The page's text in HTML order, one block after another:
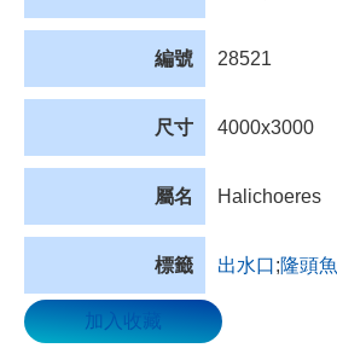
編號 28521
尺寸 4000x3000
屬名 Halichoeres
標籤 出水口;隆頭
加入收藏